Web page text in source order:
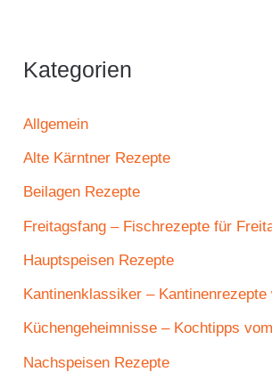
Kategorien
Allgemein
Alte Kärntner Rezepte
Beilagen Rezepte
Freitagsfang – Fischrezepte für
Hauptspeisen Rezepte
Kantinenklassiker – Kantinenrezepte
Küchengeheimnisse – Kochtipps
Nachspeisen Rezepte